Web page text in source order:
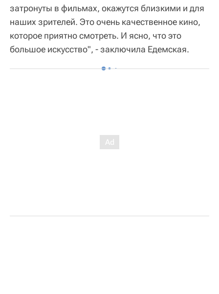
затронуты в фильмах, окажутся близкими и для
наших зрителей. Это очень качественное кино,
которое приятно смотреть. И ясно, что это
большое искусство", - заключила Едемская.